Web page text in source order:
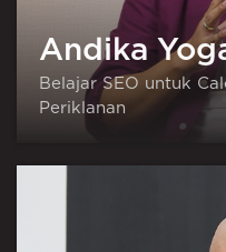
Andika
Belajar SEO untuk
Periklanan